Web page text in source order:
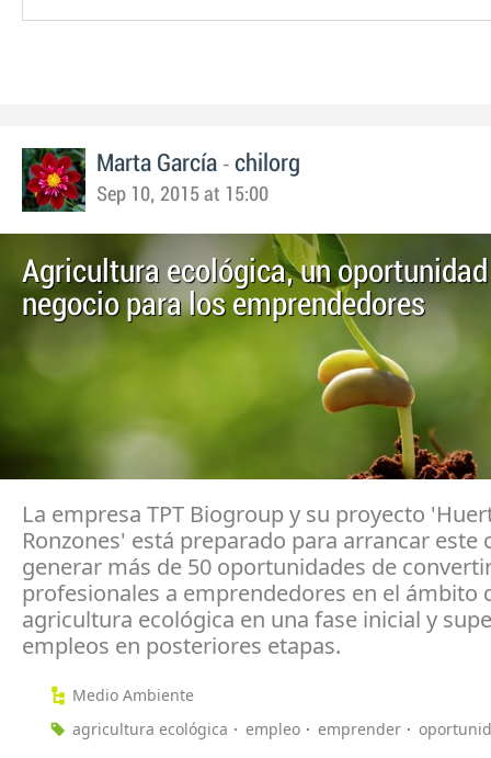
Marta García - chilorg
Sep 10, 2015 at 15:00
Agricultura ecológica, un
negocio para los emprendedores
La empresa TPT Biogroup y su proyecto
Ronzones' está preparado para arrancar este
generar más de 50 oportunidades de
profesionales a emprendedores en el ámbito
agricultura ecológica en una fase inicial y
empleos en posteriores etapas.
Medio Ambiente
agricultura ecológica
empleo emprender